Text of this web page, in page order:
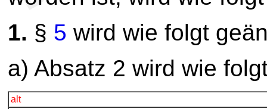
1. § 5 wird wie folgt
a) Absatz 2 wird wie
alt